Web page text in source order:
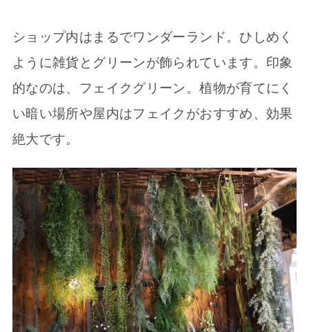
ショップ内はまるでワンダーランド。ひしめく
ように雑貨とグリーンが飾られています。印象
的なのは、フェイクグリーン。植物が育てにく
い暗い場所や屋内はフェイクがおすすめ、効果
絶大です。